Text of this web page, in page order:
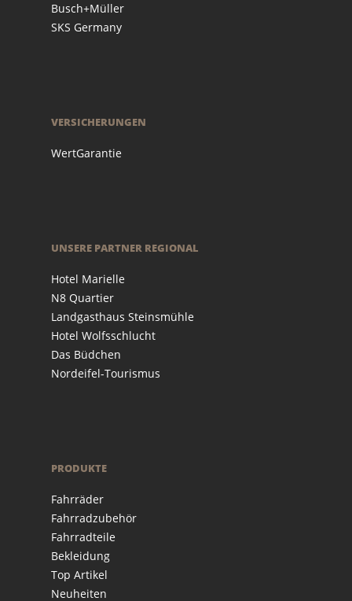
Busch+Müller
SKS Germany
VERSICHERUNGEN
WertGarantie
UNSERE PARTNER REGIONAL
Hotel Marielle
N8 Quartier
Landgasthaus Steinsmühle
Hotel Wolfsschlucht
Das Büdchen
Nordeifel-Tourismus
PRODUKTE
Fahrräder
Fahrradzubehör
Fahrradteile
Bekleidung
Top Artikel
Neuheiten